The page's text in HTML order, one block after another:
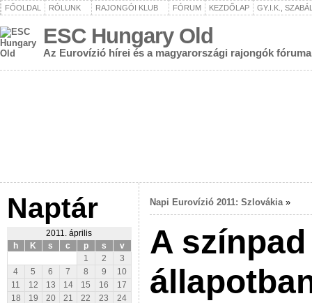
FŐOLDAL RÓLUNK RAJONGÓI KLUB FÓRUM KEZDŐLAP GY.I.K.,
ESC Hungary Old
Az Eurovízió hírei és a magyarországi rajongók fóruma
Naptár
2011. április
h
K s c p s
v
1
2
3
4
5 6 7 8 9
10
11
12 13 14 15 16
17
18
19 20 21 22 23
24
Napi Eurovízió 2011: Szlovákia»
A